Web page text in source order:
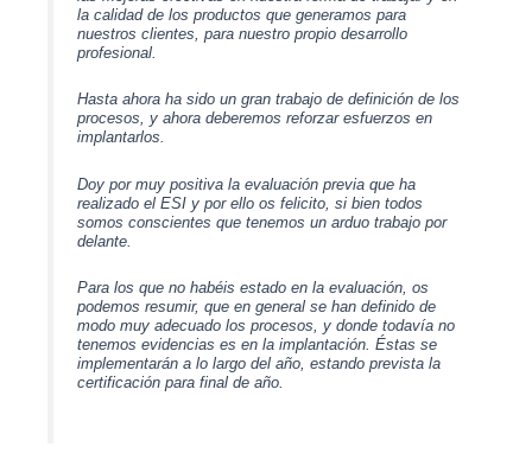
la calidad de los productos que generamos para
nuestros clientes, para nuestro propio desarrollo
profesional.
Hasta ahora ha sido un gran trabajo de definición de los
procesos, y ahora deberemos reforzar esfuerzos en
implantarlos.
Doy por muy positiva la evaluación previa que ha
realizado el ESI y por ello os felicito, si bien todos
somos conscientes que tenemos un arduo trabajo por
delante.
Para los que no habéis estado en la evaluación, os
podemos resumir, que en general se han definido de
modo muy adecuado los procesos, y donde todavía no
tenemos evidencias es en la implantación. Éstas se
implementarán a lo largo del año, estando prevista la
certificación para final de año.